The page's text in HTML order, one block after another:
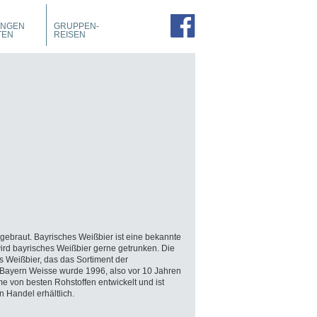
GRUPPEN-
REISEN
PROSPEKTE
FÜHRUNGEN
Bayrisches Weißbier ist eine bekannte
bayrisches Weißbier gerne getrunken. Die
Weißbier, das das Sortiment der
Weisse wurde 1996, also vor 10 Jahren
von besten Rohstoffen entwickelt und ist
Handel erhältlich.